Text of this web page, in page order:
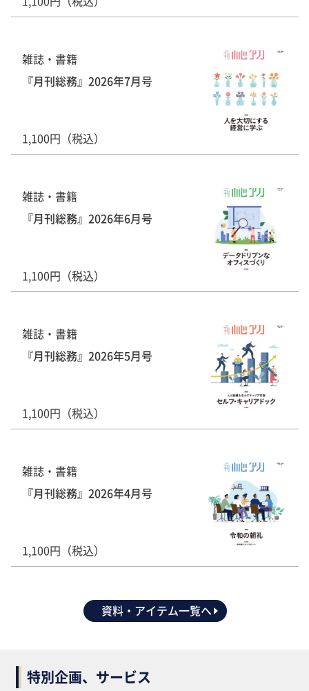
雑誌・書籍
『月刊総務』2026年7月号
1,100円（税込）
雑誌・書籍
『月刊総務』2026年6月号
1,100円（税込）
雑誌・書籍
『月刊総務』2026年5月号
1,100円（税込）
雑誌・書籍
『月刊総務』2026年4月号
1,100円（税込）
資料・アイテム一覧へ
特別企画、サービス